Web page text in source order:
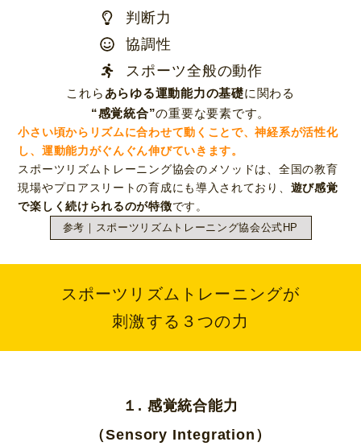
判断力
協調性
スポーツ全般の動作
これら あらゆる運動能力の基礎に関わる
“感覚統合”の重要な要素です。
小さい頃からリズムに合わせて動くことで、神経系が活性化
し、運動能力がぐんぐん伸びていきます。
スポーツリズムトレーニング協会のメソッドは、全国の教育
現場やプロアスリートの育成にも導入されており、 遊び感覚
で楽しく続けられるのが特徴です。
参考｜スポーツリズムトレーニング協会公式HP
スポーツリズムトレーニングが
刺激する３つの力
１. 感覚統合能力
（Sensory Integration ）